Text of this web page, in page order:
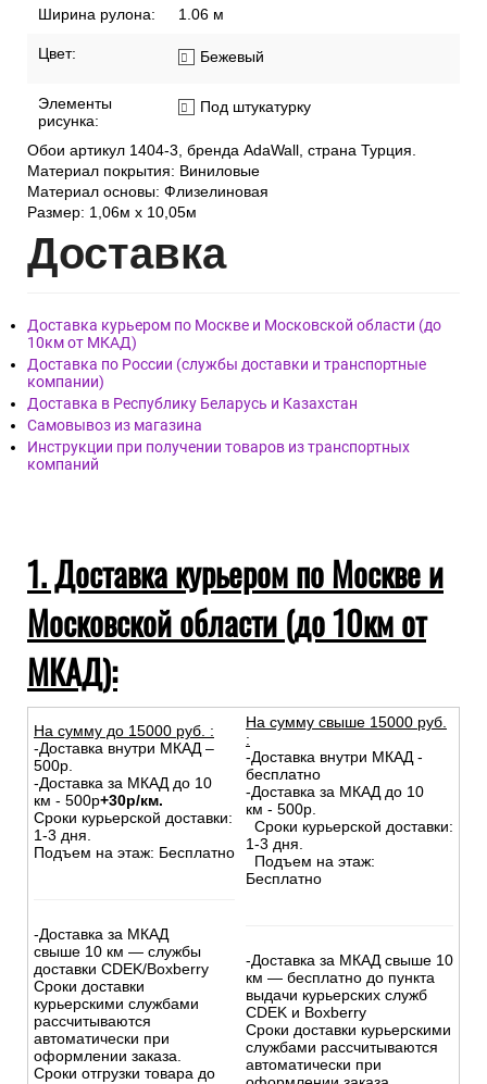
Ширина рулона: 1.06 м
Цвет: Бежевый
Элементы
рисунка:
Под штукатурку
Обои артикул 1404-3, бренда AdaWall, страна Турция.
Материал покрытия: Виниловые
Материал основы: Флизелиновая
Размер: 1,06м х 10,05м
Доставка
Доставка курьером по Москве и Московской области (до
10км от МКАД)
Доставка по России (службы доставки и транспортные
компании)
Доставка в Республику Беларусь и Казахстан
Самовывоз из магазина
Инструкции при получении товаров из транспортных
компаний
1. Доставка курьером по Москве и
Московской области (до 10км от
МКАД):
На сумму до 15000 руб. :
-Доставка внутри МКАД –
500р.
-Доставка за МКАД до 10
км - 500р+30р/км.
Сроки курьерской доставки:
1-3 дня.
Подъем на этаж: Бесплатно
-Доставка за МКАД
свыше 10 км — службы
доставки CDEK/Boxberry
Сроки доставки
курьерскими службами
рассчитываются
автоматически при
оформлении заказа.
Сроки отгрузки товара до
На сумму свыше 15000 руб.
:
-Доставка внутри МКАД -
бесплатно
-Доставка за МКАД до 10
км - 500р.
Сроки курьерской доставки:
1-3 дня.
Подъем на этаж:
Бесплатно
-Доставка за МКАД свыше 10
км — бесплатно до пункта
выдачи курьерских служб
CDEK и Boxberry
Сроки доставки курьерскими
службами рассчитываются
автоматически при